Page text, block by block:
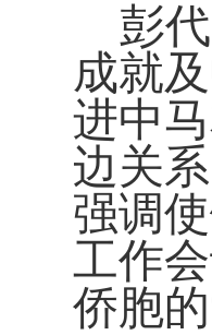
彭
成就
进中
边关
强调
工作
侨胞